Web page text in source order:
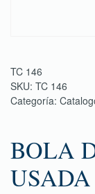
TC 146
SKU: TC 146
Categoría:
BOLA